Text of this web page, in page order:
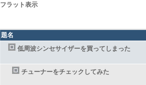
フラット表示
題名
低周波シンセサイザーを買ってしまった
チューナーをチェックしてみた